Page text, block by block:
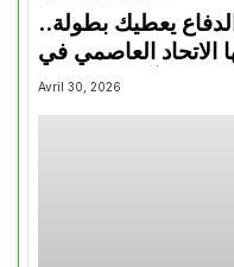
يعطيك بطولة..
الاتحاد العاصمي في
تتويجاته آخر السنوات
Avril 30, 2026